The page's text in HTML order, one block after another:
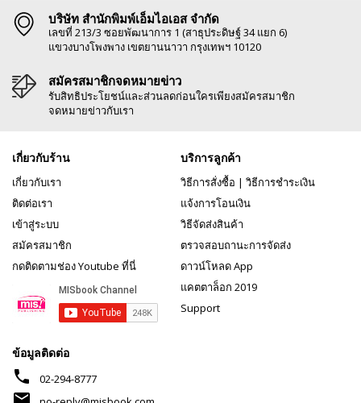
บริษัท สำนักพิมพ์เอ็มไอเอส จำกัด
เลขที่ 213/3 ซอยพัฒนาการ 1 (สาธุประดิษฐ์ 34 แยก 6)
แขวงบางโพงพาง เขตยานนาวา กรุงเทพฯ 10120
สมัครสมาชิกจดหมายข่าว
รับสิทธิประโยชน์และส่วนลดก่อนใครเพียงสมัครสมาชิก
จดหมายข่าวกับเรา
เกี่ยวกับร้าน
เกี่ยวกับเรา
ติดต่อเรา
เข้าสู่ระบบ
สมัครสมาชิก
กดติดตามช่อง Youtube ที่นี่
บริการลูกค้า
วิธีการสั่งซื้อ | วิธีการชำระเงิน
แจ้งการโอนเงิน
วิธีจัดส่งสินค้า
ตรวจสอบถานะการจัดส่ง
ดาวน์โหลด App
แคตตาล็อก 2019
Support
ข้อมูลติดต่อ
phone 02-294-8777
mail